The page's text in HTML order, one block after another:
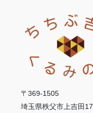
〒369-1505
埼玉県秩父市上吉田